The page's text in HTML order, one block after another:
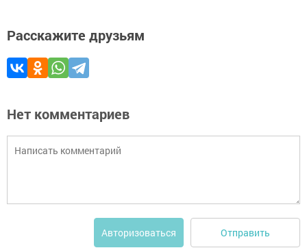
Расскажите друзьям
Нет комментариев
Авторизоваться Отправить